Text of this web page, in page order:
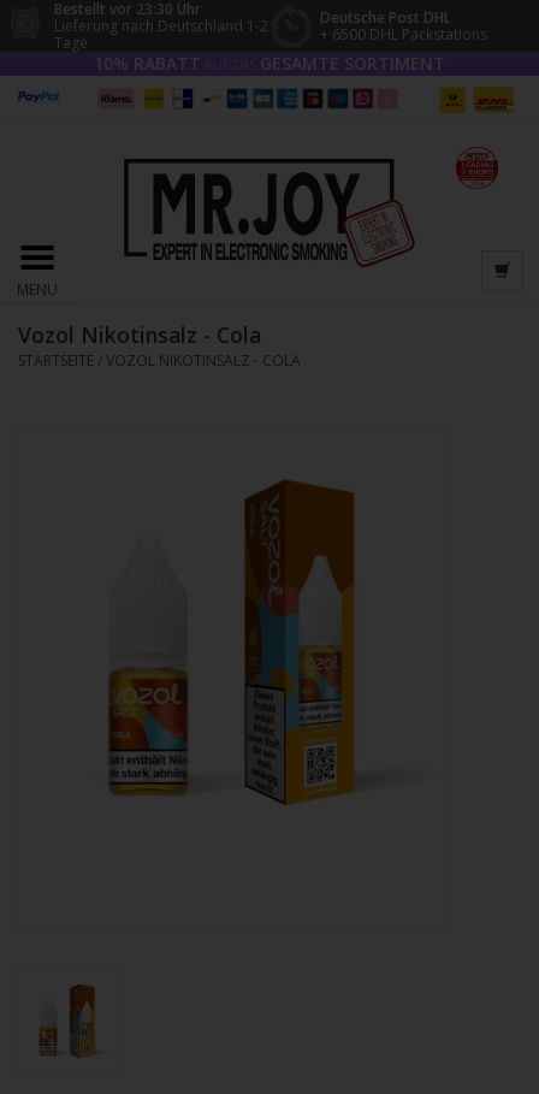
Bestellt vor 23:30 Uhr
Lieferung nach Deutschland 1-2
Tage
Deutsche Post DHL
+ 6500 DHL Packstations
10% RABATT GESAMTE SORTIMENT
MENU
Vozol Nikotinsalz - Cola
STARTSEITE /VOZOL NIKOTINSALZ - COLA